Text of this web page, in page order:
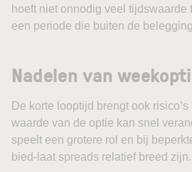
hoeft niet onnodig veel tijdswaarde
een periode die buiten de
Nadelen van
De korte looptijd brengt ook
waarde van de optie kan snel
speelt een grotere rol en bij
bied-laat spreads relatief breed zijn.